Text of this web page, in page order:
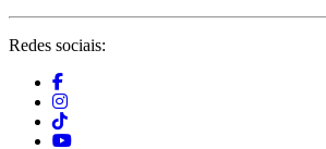
Redes sociais: